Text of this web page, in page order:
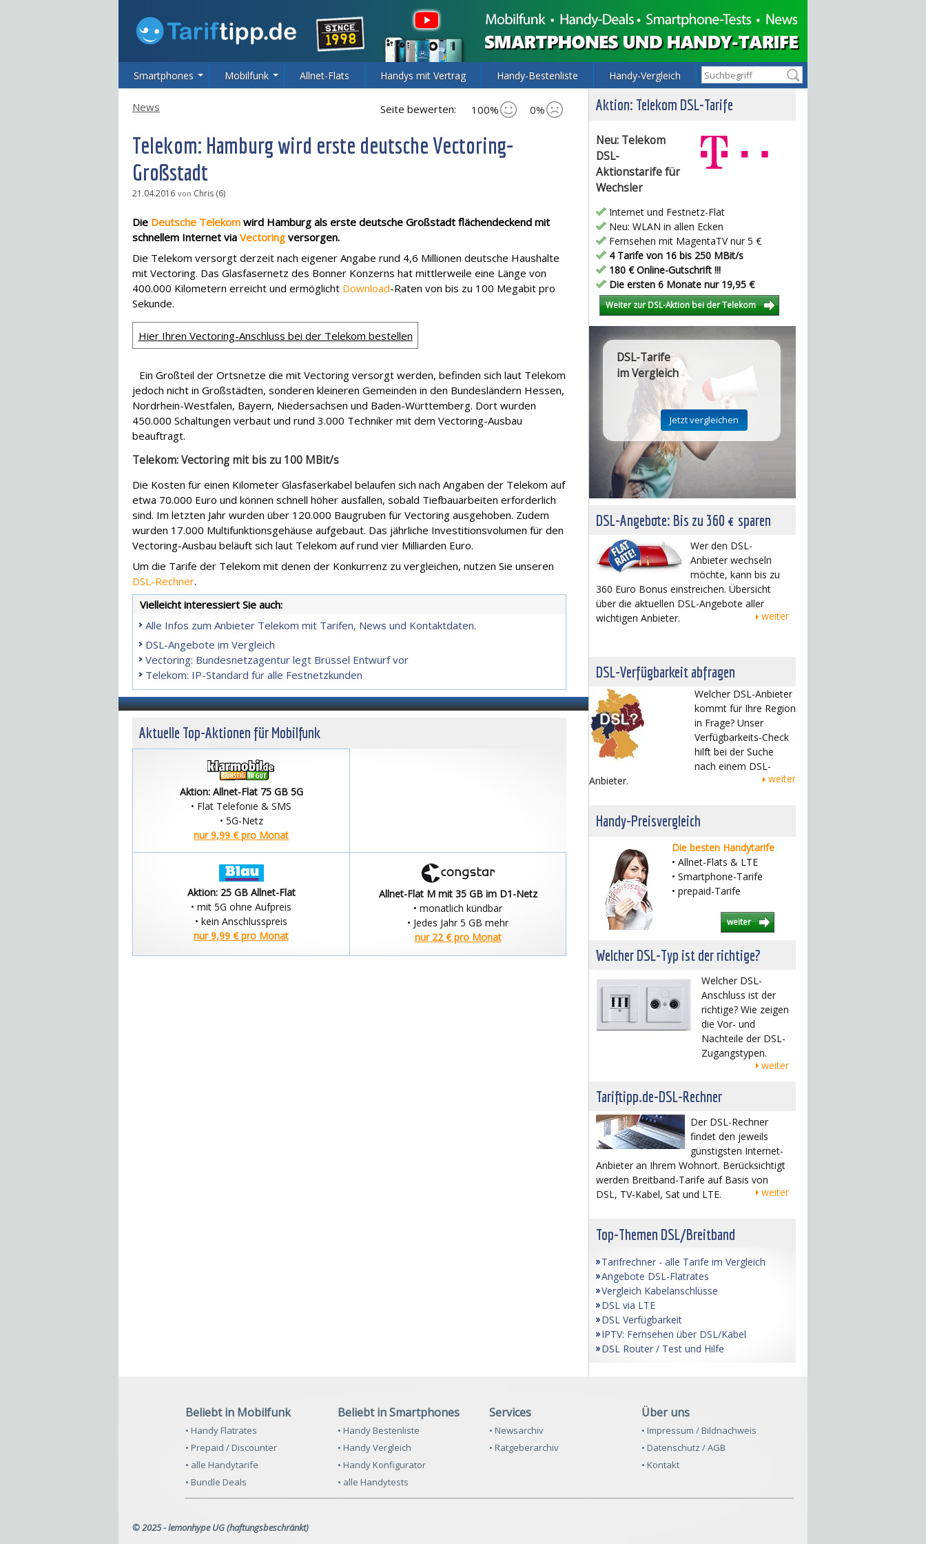
Smartphones Mobilfunk Allnet-Flats Handys mit Vertrag Handy-Bestenliste Handy-Vergleich
Seite bewerten: 100% 0%
News
Telekom: Hamburg wird erste deutsche Vectoring-
Großstadt
21.04.2016 von Chris (6)
Die Deutsche Telekom wird Hamburg als erste deutsche Großstadt flächendeckend mit
schnellem Internet via Vectoring versorgen.
Die Telekom versorgt derzeit nach eigener Angabe rund 4,6 Millionen deutsche Haushalte
mit Vectoring. Das Glasfasernetz des Bonner Konzerns hat mittlerweile eine Länge von
400.000 Kilometern erreicht und ermöglicht Download-Raten von bis zu 100 Megabit pro
Sekunde.
Hier Ihren Vectoring-Anschluss bei der Telekom bestellen
Ein Großteil der Ortsnetze die mit Vectoring versorgt werden, befinden sich laut Telekom
jedoch nicht in Großstädten, sonderen kleineren Gemeinden in den Bundesländern Hessen,
Nordrhein-Westfalen, Bayern, Niedersachsen und Baden-Württemberg. Dort wurden
450.000 Schaltungen verbaut und rund 3.000 Techniker mit dem Vectoring-Ausbau
beauftragt.
Telekom: Vectoring mit bis zu 100 MBit/s
Die Kosten für einen Kilometer Glasfaserkabel belaufen sich nach Angaben der Telekom auf
etwa 70.000 Euro und können schnell höher ausfallen, sobald Tiefbauarbeiten erforderlich
sind. Im letzten Jahr wurden über 120.000 Baugruben für Vectoring ausgehoben. Zudem
wurden 17.000 Multifunktionsgehäuse aufgebaut. Das jährliche Investitionsvolumen für den
Vectoring-Ausbau beläuft sich laut Telekom auf rund vier Milliarden Euro.
Um die Tarife der Telekom mit denen der Konkurrenz zu vergleichen, nutzen Sie unseren
DSL-Rechner.
Vielleicht interessiert Sie auch:
Alle Infos zum Anbieter Telekom mit Tarifen, News und Kontaktdaten.
DSL-Angebote im Vergleich
Vectoring: Bundesnetzagentur legt Brüssel Entwurf vor
Telekom: IP-Standard für alle Festnetzkunden
Aktuelle Top-Aktionen für Mobilfunk
Aktion: Allnet-Flat 75 GB 5G
• Flat Telefonie & SMS
• 5G-Netz
nur 9,99 € pro Monat
Aktion: 25 GB Allnet-Flat
• mit 5G ohne Aufpreis
• kein Anschlusspreis
nur 9,99 € pro Monat
Allnet-Flat M mit 35 GB im D1-Netz
• monatlich kündbar
• Jedes Jahr 5 GB mehr
nur 22 € pro Monat
Aktion: Telekom DSL-Tarife
Neu: Telekom
DSL-
Aktionstarife für
Wechsler
Internet und Festnetz-Flat
Neu: WLAN in allen Ecken
Fernsehen mit MagentaTV nur 5 €
4 Tarife von 16 bis 250 MBit/s
180 € Online-Gutschrift !!!
Die ersten 6 Monate nur 19,95 €
Weiter zur DSL-Aktion bei der Telekom
DSL-Tarife
im Vergleich
DSL-Angebote: Bis zu 360 € sparen
Wer den DSL-
Anbieter wechseln
möchte, kann bis zu
360 Euro Bonus einstreichen. Übersicht
über die aktuellen DSL-Angebote aller
wichtigen Anbieter.
weiter
DSL-Verfügbarkeit abfragen
Welcher DSL-Anbieter
kommt für Ihre Region
in Frage? Unser
Verfügbarkeits-Check
hilft bei der Suche
nach einem DSL-
Anbieter.
weiter
Handy-Preisvergleich
Die besten Handytarife
• Allnet-Flats & LTE
• Smartphone-Tarife
• prepaid-Tarife
weiter
Welcher DSL-Typ ist der richtige?
Welcher DSL-
Anschluss ist der
richtige? Wie zeigen
die Vor- und
Nachteile der DSL-
Zugangstypen.
weiter
Tariftipp.de-DSL-Rechner
Der DSL-Rechner
findet den jeweils
günstigsten Internet-
Anbieter an Ihrem Wohnort. Berücksichtigt
werden Breitband-Tarife auf Basis von
DSL, TV-Kabel, Sat und LTE.
weiter
Top-Themen DSL/Breitband
Tarifrechner - alle Tarife im Vergleich
Angebote DSL-Flatrates
Vergleich Kabelanschlüsse
DSL via LTE
DSL Verfügbarkeit
IPTV: Fernsehen über DSL/Kabel
DSL Router / Test und Hilfe
Beliebt in Mobilfunk
• Handy Flatrates
• Prepaid / Discounter
• alle Handytarife
• Bundle Deals
Beliebt in Smartphones
• Handy Bestenliste
• Handy Vergleich
• Handy Konfigurator
• alle Handytests
Services
• Newsarchiv
• Ratgeberarchiv
Über uns
• Impressum / Bildnachweis
• Datenschutz / AGB
• Kontakt
© 2025 - lemonhype UG (haftungsbeschränkt)